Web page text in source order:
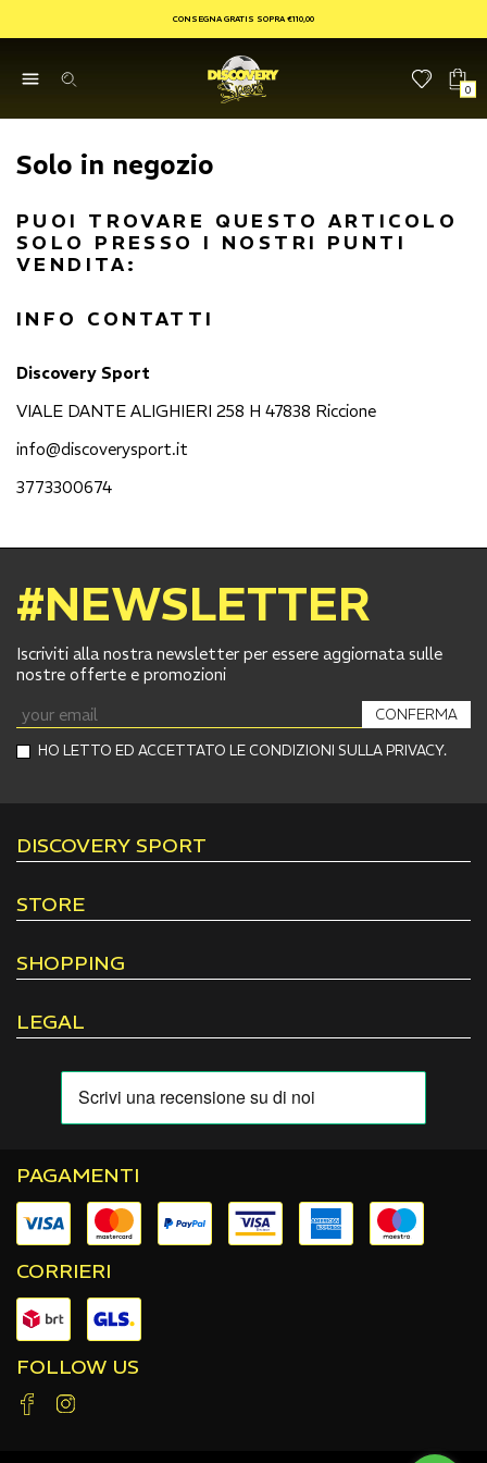
CONSEGNA GRATIS SOPRA €110,00
0
Solo in negozio
PUOI TROVARE QUESTO ARTICOLO
SOLO PRESSO I NOSTRI PUNTI
VENDITA:
INFO CONTATTI
Discovery Sport
VIALE DANTE ALIGHIERI 258 H 47838 Riccione
info@discoverysport.it
3773300674
#NEWSLETTER
Iscriviti alla nostra newsletter per essere aggiornata sulle
nostre offerte e promozioni
HO LETTO ED ACCETTATO LE CONDIZIONI SULLA PRIVACY.
CONFERMA
DISCOVERY SPORT
STORE
SHOPPING
LEGAL
PAGAMENTI
CORRIERI
FOLLOW US